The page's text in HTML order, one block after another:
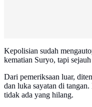
Kepolisian sudah
kematian Suryo, tapi
Dari pemeriksaan luar,
dan luka sayatan di
tidak ada yang hilang.